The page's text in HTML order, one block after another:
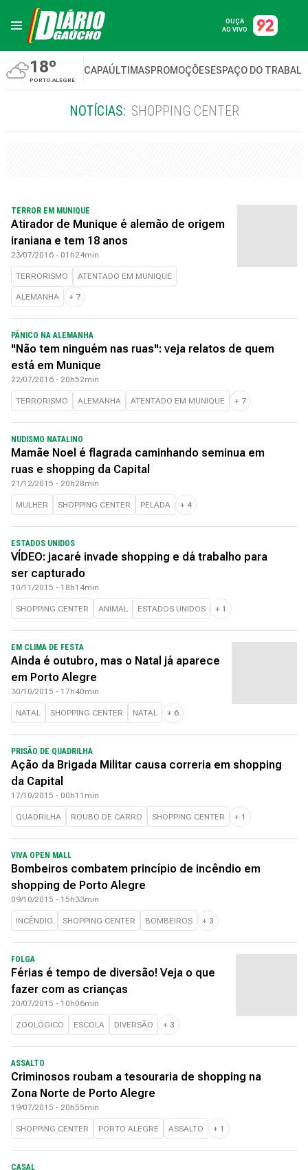
OUÇA
AO VIVO
18º
PORTO ALEGRE
CAPAÚLTIMASPROMOÇÕESESPAÇO DO
NOTÍCIAS: SHOPPING CENTER
TERROR EM MUNIQUE
Atirador de Munique é alemão de origem
iraniana e tem 18 anos
23/07/2016 - 01h24min
TERRORISMO ATENTADO EM MUNIQUE
ALEMANHA + 7
PÂNICO NA ALEMANHA
"Não tem ninguém nas ruas": veja relatos de quem
está em Munique
22/07/2016 - 20h52min
TERRORISMO ALEMANHA ATENTADO EM MUNIQUE + 7
NUDISMO NATALINO
Mamãe Noel é flagrada caminhando seminua em
ruas e shopping da Capital
21/12/2015 - 20h28min
MULHER SHOPPING CENTER PELADA + 4
ESTADOS UNIDOS
VÍDEO: jacaré invade shopping e dá trabalho para
ser capturado
10/11/2015 - 18h14min
SHOPPING CENTER ANIMAL ESTADOS UNIDOS + 1
EM CLIMA DE FESTA
Ainda é outubro, mas o Natal já aparece
em Porto Alegre
30/10/2015 - 17h40min
NATAL SHOPPING CENTER NATAL + 6
PRISÃO DE QUADRILHA
Ação da Brigada Militar causa correria em shopping
da Capital
17/10/2015 - 00h11min
QUADRILHA ROUBO DE CARRO SHOPPING CENTER + 1
VIVA OPEN MALL
Bombeiros combatem princípio de incêndio em
shopping de Porto Alegre
09/10/2015 - 15h33min
INCÊNDIO SHOPPING CENTER BOMBEIROS + 3
FOLGA
Férias é tempo de diversão! Veja o que
fazer com as crianças
20/07/2015 - 10h06min
ZOOLÓGICO ESCOLA DIVERSÃO + 3
ASSALTO
Criminosos roubam a tesouraria de shopping na
Zona Norte de Porto Alegre
19/07/2015 - 20h55min
SHOPPING CENTER PORTO ALEGRE ASSALTO + 1
CASAL